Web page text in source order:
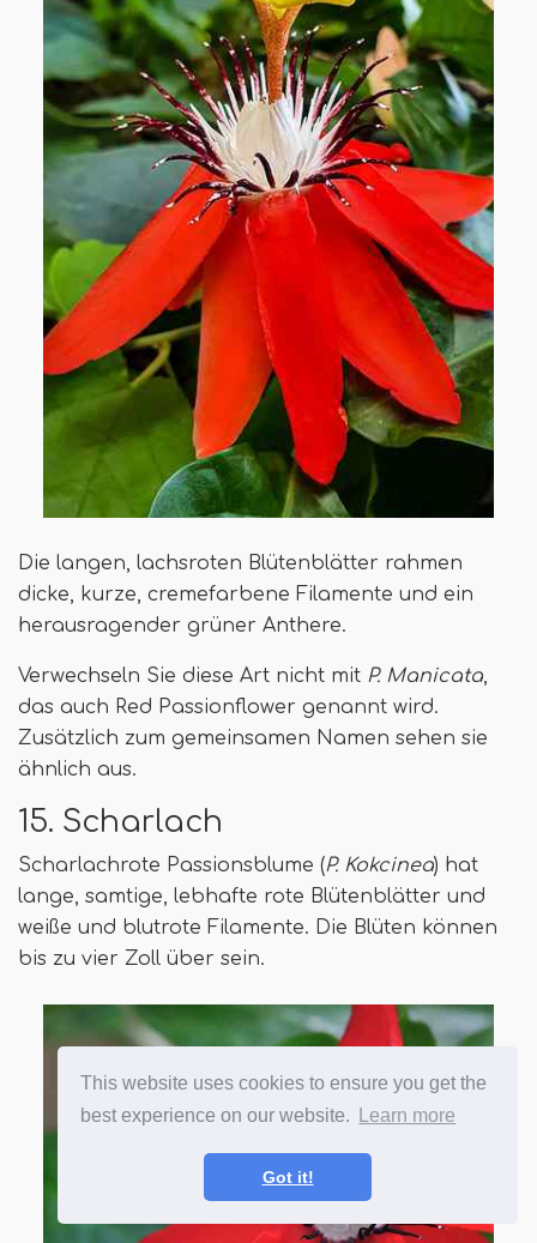
This website uses cookies to ensure you get the
best experience on our website.
Learn more
Got it!
Die langen, lachsroten Blütenblätter rahmen
dicke, kurze, cremefarbene Filamente und ein
herausragender grüner Anthere.
Verwechseln Sie diese Art nicht mit P. Manicata,
das auch Red Passionflower genannt wird.
Zusätzlich zum gemeinsamen Namen sehen sie
ähnlich aus.
15. Scharlach
Scharlachrote Passionsblume (P. Kokcinea) hat
lange, samtige, lebhafte rote Blütenblätter und
weiße und blutrote Filamente. Die Blüten können
bis zu vier Zoll über sein.